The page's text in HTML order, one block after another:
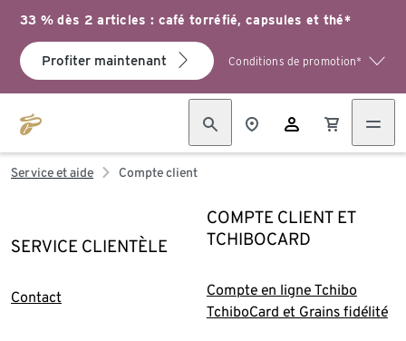
33 % dès 2 articles : café torréfié, capsules et thé*
Profiter maintenant Conditions de promotion*
Service et aide Compte client
SERVICE CLIENTÈLE
Contact
COMPTE CLIENT ET
TCHIBOCARD
Compte en ligne Tchibo
TchiboCard et Grains fidélité